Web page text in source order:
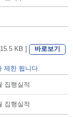
KB ]
바로보기
제한 됩니다.
집행실적
집행실적